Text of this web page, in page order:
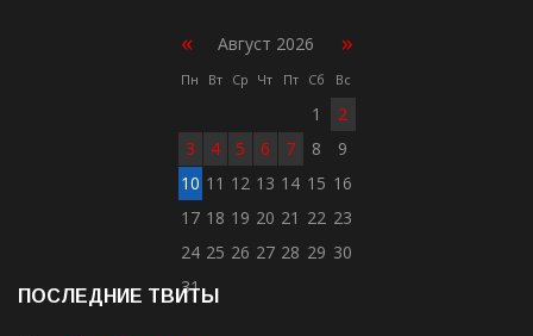
« Август 2026 »
Пн Вт Ср Чт Пт Сб Вс
1
2
3
4 5 6 7 8
9
10 11 12 13 14 15 16
17 18 19 20 21 22 23
24 25 26 27 28 29 30
31
ПОСЛЕДНИЕ ТВИТЫ